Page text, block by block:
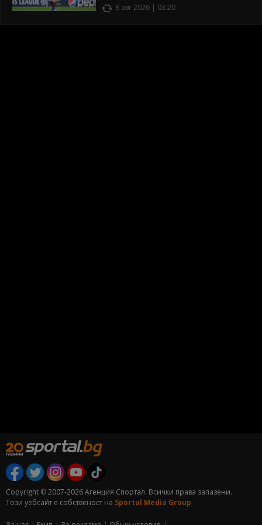
8 авг 2026 | 03:20
Copyright © 2007-2026 Агенция Спортал. Всички права запазени.
Този уебсайт е собственост на Sportal Media Group